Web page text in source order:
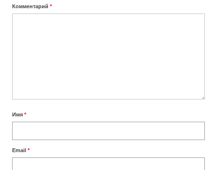
Как дешево долететь до Занзибара
Отели Занзибара 4 звезды
Отели Нунгви
Комментарий *
Имя *
Email *